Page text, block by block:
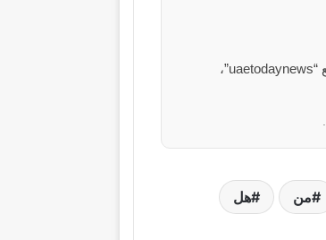
الآراء والمعلومات الواردة في هذا المقال لا تعبر بالضرورة عن رأي موقع “uaetodaynews”،
من هل